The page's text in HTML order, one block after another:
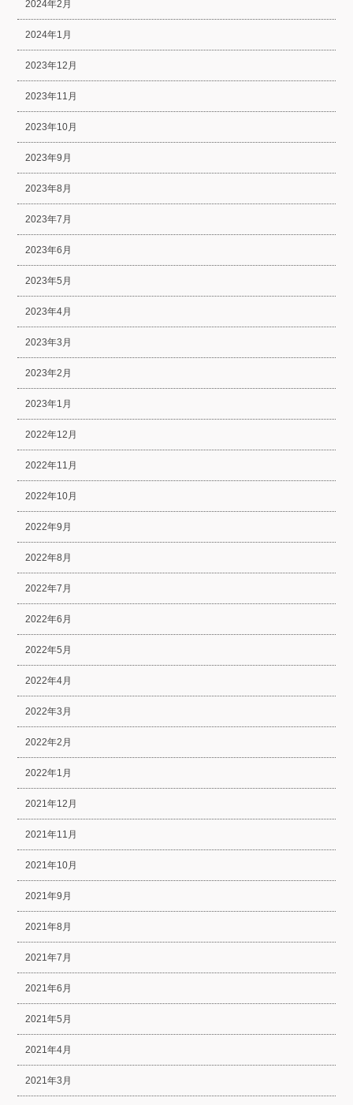
2024年2月
2024年1月
2023年12月
2023年11月
2023年10月
2023年9月
2023年8月
2023年7月
2023年6月
2023年5月
2023年4月
2023年3月
2023年2月
2023年1月
2022年12月
2022年11月
2022年10月
2022年9月
2022年8月
2022年7月
2022年6月
2022年5月
2022年4月
2022年3月
2022年2月
2022年1月
2021年12月
2021年11月
2021年10月
2021年9月
2021年8月
2021年7月
2021年6月
2021年5月
2021年4月
2021年3月